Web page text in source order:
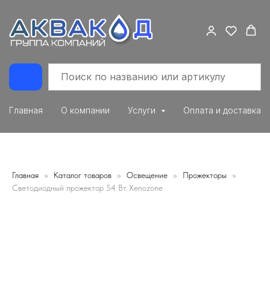
Главная О компании Услуги Оплата и доставка
Главная Каталог товаров Освещение
Прожекторы
Светодиодный прожектор 54 Вт Xenozone